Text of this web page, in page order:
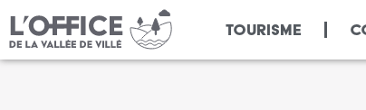
TOURISME
Panneau de gestion des cookies